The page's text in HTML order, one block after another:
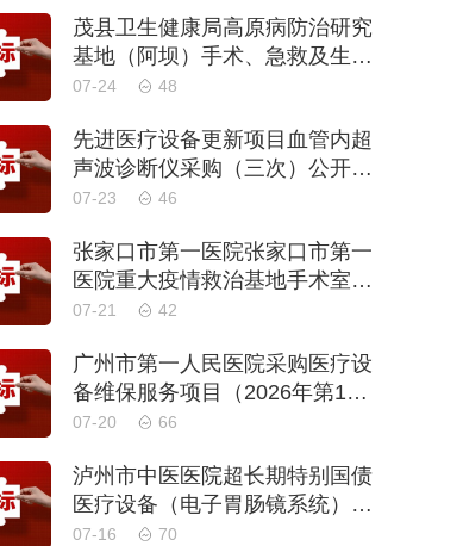
茂县卫生健康局高原病防治研究
基地（阿坝）手术、急救及生命
支持类医疗设备购置项目招标公
07-24 48
先进医疗设备更新项目血管内超
声波诊断仪采购（三次）公开招
标公告
07-23 46
张家口市第一医院张家口市第一
医院重大疫情救治基地手术室及
重症监护室医疗设备采购项目更
07-21 42
广州市第一人民医院采购医疗设
备维保服务项目（2026年第1
批）(二次)（项目编号：GZSY-2
07-20 66
泸州市中医医院超长期特别国债
医疗设备（电子胃肠镜系统）采
购更正公告（第二次）
07-16 70